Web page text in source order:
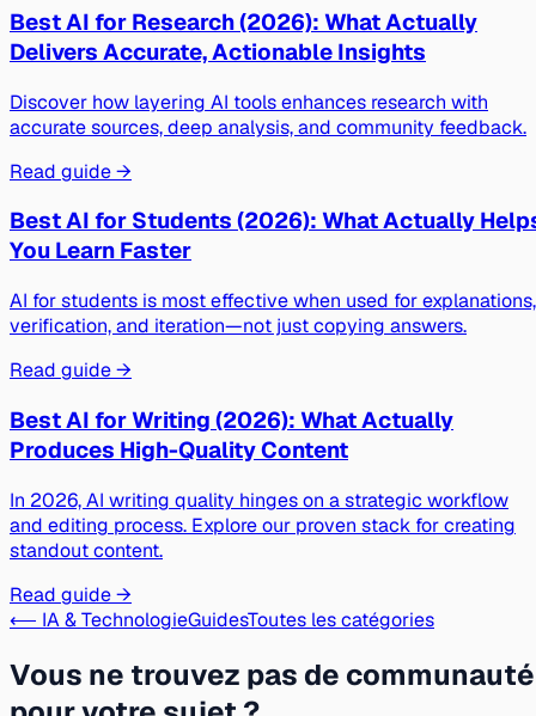
Best AI for Research (2026): What Actually
Delivers Accurate, Actionable Insights
Discover how layering AI tools enhances research with
accurate sources, deep analysis, and community feedback.
Read guide →
Best AI for Students (2026): What Actually
You Learn Faster
AI for students is most effective when used for explanations,
verification, and iteration—not just copying answers.
Read guide →
Best AI for Writing (2026): What Actually
Produces High-Quality Content
In 2026, AI writing quality hinges on a strategic workflow
and editing process. Explore our proven stack for creating
standout content.
Read guide →
⟵ IA & TechnologieGuidesToutes les catégories
Vous ne trouvez pas de communauté